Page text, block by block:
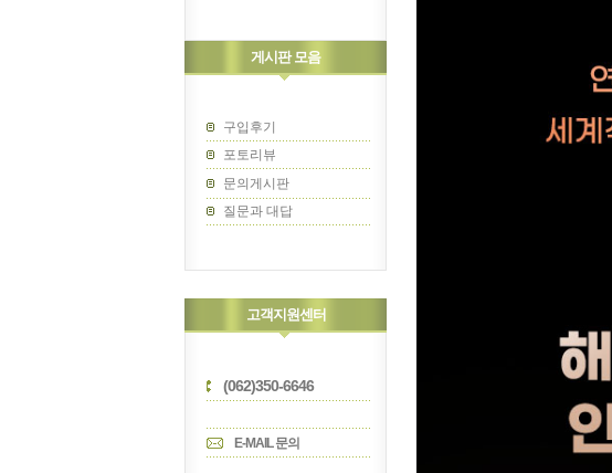
게시판 모음
구입후기
포토리뷰
문의게시판
질문과 대답
고객지원센터
(062)350-6646
E-MAIL 문의